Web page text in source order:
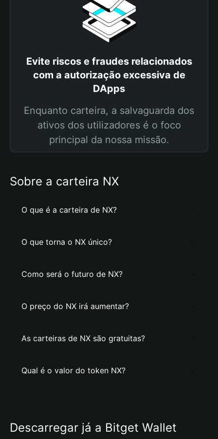
Evite riscos e fraudes relacionados
com a autorização excessiva de
DApps
Enquanto carteira, a salvaguarda dos
ativos dos utilizadores é o foco
principal da nossa missão.
Sobre a carteira NX
O que é a carteira de NX?
O que torna o NX único?
Como será o futuro de NX?
O preço do NX irá aumentar?
As carteiras de NX são gratuitas?
Qual é o valor do token NX?
Descarregar já a Bitget Wallet